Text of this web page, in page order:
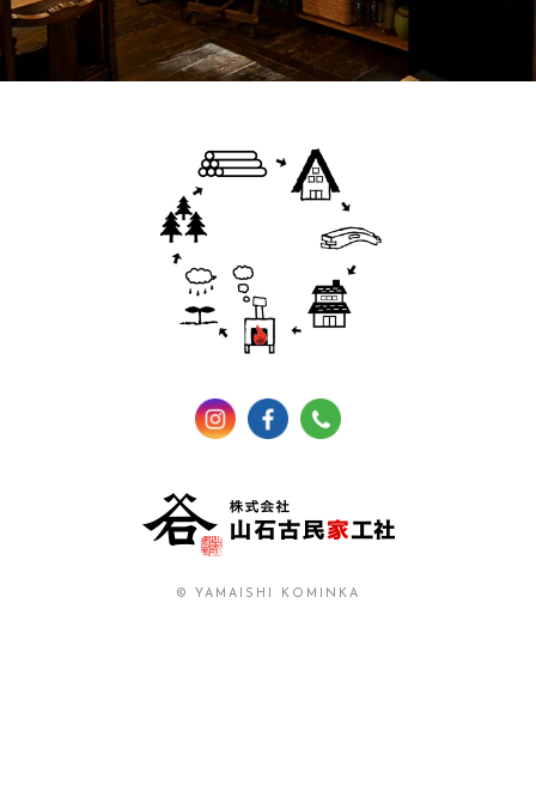
© YAMAISHI KOMINKA